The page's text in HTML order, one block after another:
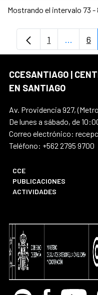
Mostrando el intervalo 73 -
Página
1 ... 6
CCESANTIAGO |
EN SANTIAGO
Av. Providencia 927,
De lunes a sábado, de
Correo electrónico:
Teléfono: +562 2795 9700
CCE
PUBLICACIONES
ACTIVIDADES